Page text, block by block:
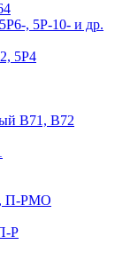
, 5Р-10- и др.
5Р4
В71, В72
П-РМО
Р